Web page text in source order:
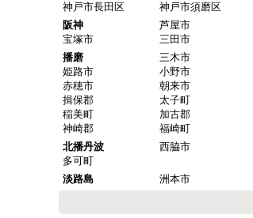
神戸市長田区
神戸市須磨区
阪神
芦屋市
宝塚市
三田市
播磨
三木市
姫路市
小野市
赤穂市
朝来市
揖保郡
太子町
稲美町
加古郡
神崎郡
福崎町
北播丹波
西脇市
多可町
淡路島
洲本市